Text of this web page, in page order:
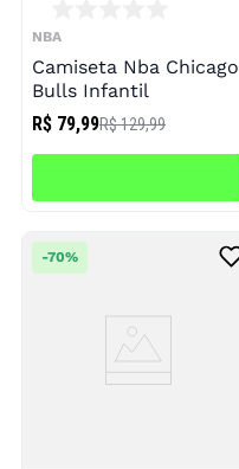
NBA
Camiseta Nba Chicago
Bulls Infantil
R$ 79,99R$ 129,99
-70%